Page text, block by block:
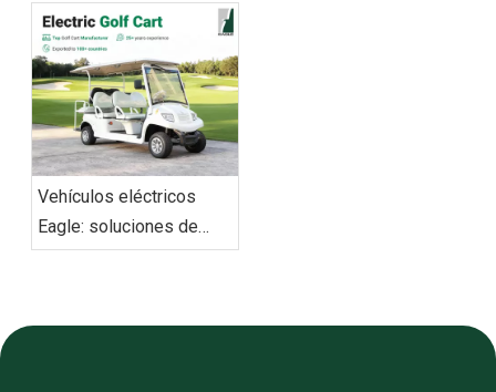
capacidad de
exportación a nivel
mundial
Vehículos eléctricos
Eagle: soluciones de
movilidad ecológica para